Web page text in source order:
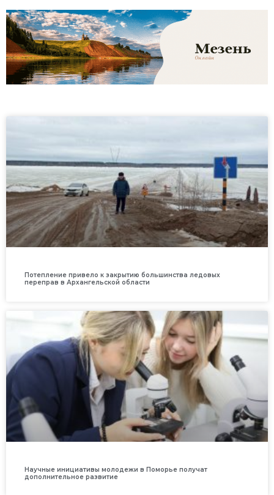
Потепление привело к закрытию большинства ледовых
переправ в Архангельской области
Научные инициативы молодежи в Поморье получат
дополнительное развитие